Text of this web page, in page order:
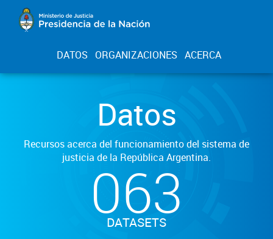
DATOS ORGANIZACIONES ACERCA
Datos
Recursos acerca del funcionamiento del sistema de
justicia de la República Argentina.
063
DATASETS